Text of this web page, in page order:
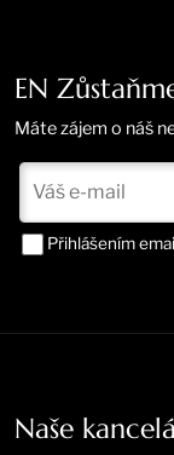
EN
Máte zájem o náš
Přihlášením
Naše